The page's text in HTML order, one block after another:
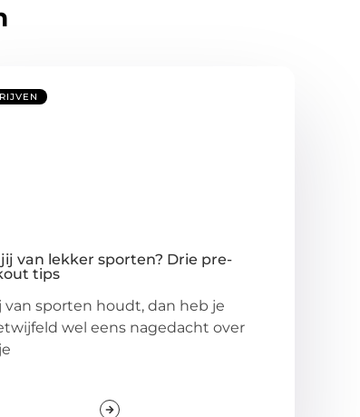
van lekker sporten? Drie pre-
tips
van sporten houdt, dan heb je
wel eens nagedacht over